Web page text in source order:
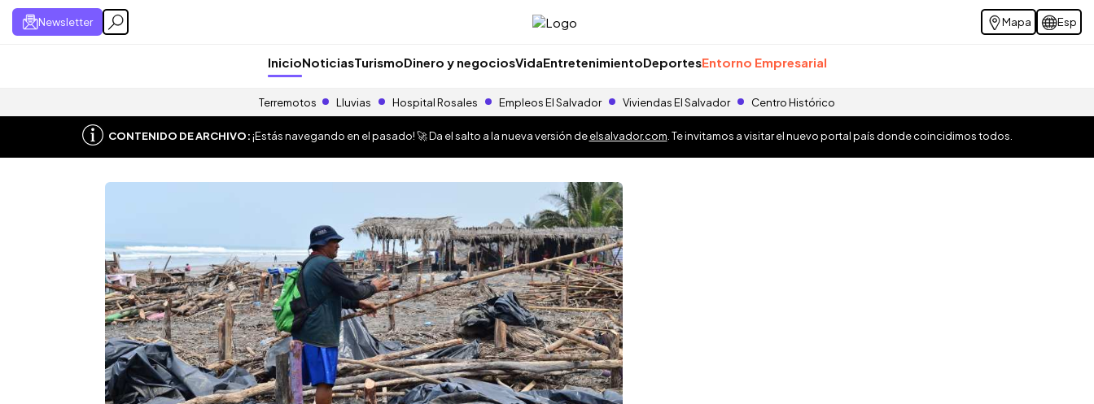
Newsletter Mapa Esp
InicioNoticiasTurismoDinero y negociosVidaEntretenimientoDeportesEntorno Empresarial
Terremotos Lluvias Hospital Rosales Empleos El Salvador Viviendas El Salvador Centro Histórico
CONTENIDO DE ARCHIVO:¡Estás navegando en el pasado! 🚀 Da el salto a la nueva versión deelsalvador.com . Te invitamos a visitar el nuevo portal país donde coincidimos todos.